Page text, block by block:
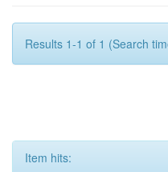
Results 1-1 of 1 (Search
Item hits: